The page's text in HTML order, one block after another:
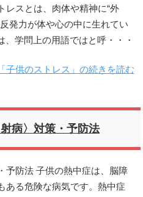
レスとは、肉体や精神に“外
発力が体や心の中に生れてい
、学問上の用語ではと呼・・・
「子供のストレス」の続きを読む
病〉対策・予防法
予防法 子供の熱中症は、脳障
ある危険な病気です。熱中症